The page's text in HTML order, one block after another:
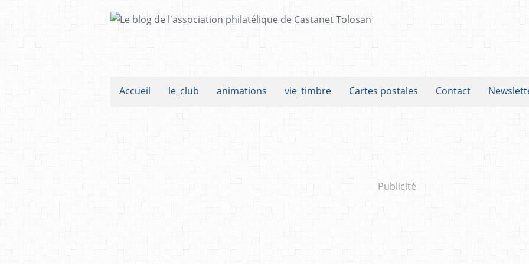
Accueil le_club animations vie_timbre Cartes postales Contact
Publicité